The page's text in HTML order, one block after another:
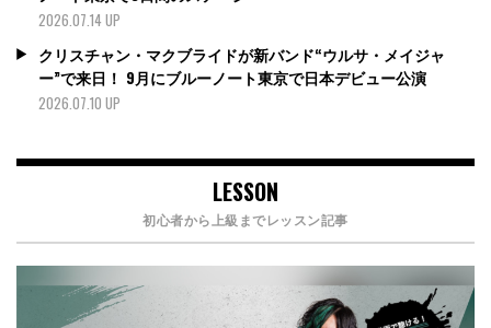
2026.07.14 UP
クリスチャン・マクブライドが新バンド“ウルサ・メイジャ
ー”で来日！ 9月にブルーノート東京で日本デビュー公演
2026.07.10 UP
LESSON
初心者から上級までレッスン記事